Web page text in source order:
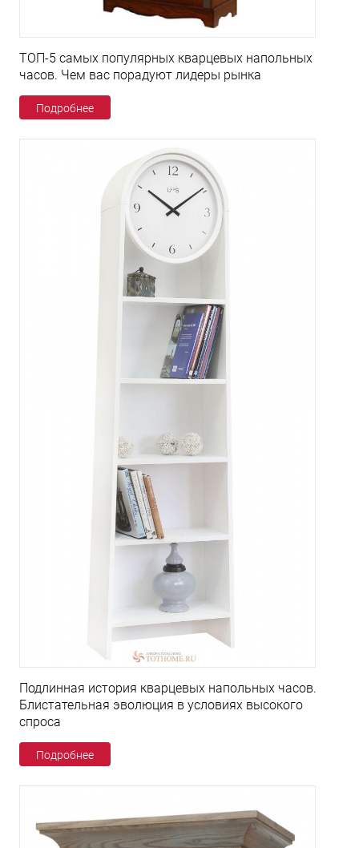
ТОП-5 самых популярных кварцевых напольных
часов. Чем вас порадуют лидеры рынка
Подробнее
Подлинная история кварцевых напольных часов.
Блистательная эволюция в условиях высокого
спроса
Подробнее